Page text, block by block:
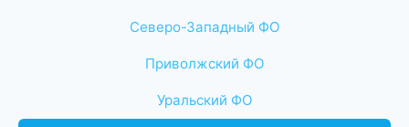
Северо-Западный ФО
Приволжский ФО
Уральский ФО